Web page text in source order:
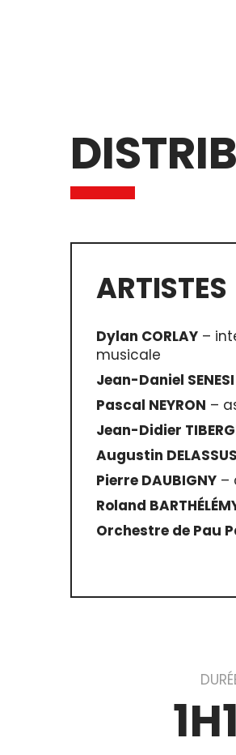
ARTISTES
Dylan CORLAY –
musicale
Jean-Daniel SENESI
Pascal NEYRON –
Jean-Didier
Augustin DELASSUS
Pierre DAUBIGNY –
Roland
Orchestre de Pau